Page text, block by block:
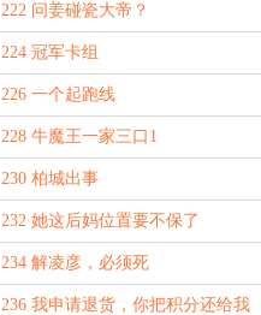
222 问姜碰瓷大帝？
224 冠军卡组
226 一个起跑线
228 牛魔王一家三口1
230 柏城出事
232 她这后妈位置要不保了
234 解凌彦，必须死
236 我申请退货，你把积分还给我